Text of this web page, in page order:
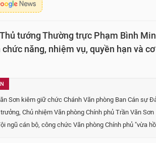
tướng Thường trực Phạm Bình
chức năng, nhiệm vụ, quyền hạn và
Sơn kiêm giữ chức Chánh Văn phòng Ban Cán sự
Chủ nhiệm Văn phòng Chính phủ Trần Văn Sơn
ngũ cán bộ, công chức Văn phòng Chính phủ "vừa